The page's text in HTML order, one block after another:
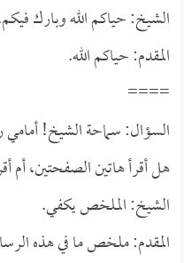
الشيخ: حياكم الله وبارك
المقدم: حياكم الله.
====
السؤال: سماحة الشيخ!
هل أقرأ هاتين الصفحتين، أم
الشيخ: الملخص يكفي.
المقدم: ملخص ما في هذه